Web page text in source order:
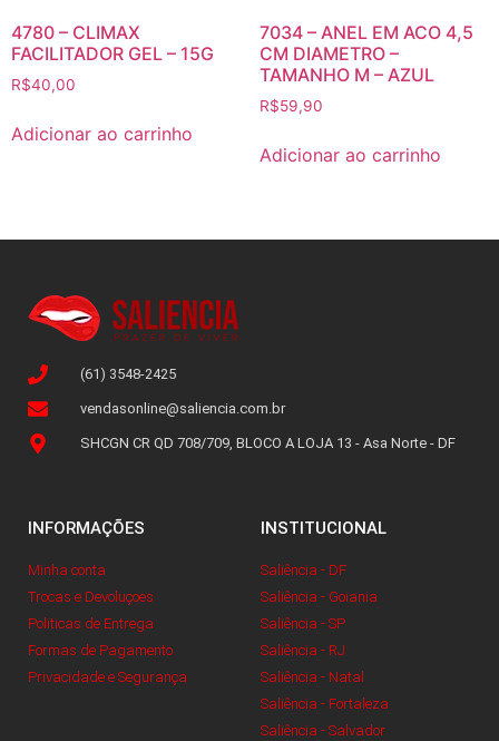
4780 – CLIMAX
FACILITADOR GEL – 15G
R$40,00
Adicionar ao carrinho
7034 – ANEL EM ACO 4,5
CM DIAMETRO –
TAMANHO M – AZUL
R$59,90
Adicionar ao carrinho
(61) 3548-2425
vendasonline@saliencia.com.br
SHCGN CR QD 708/709, BLOCO A LOJA 13 - Asa Norte - DF
INFORMAÇÕES
Minha conta
Trocas e Devoluçoes
Politicas de Entrega
Formas de Pagamento
Privacidade e Segurança
INSTITUCIONAL
Saliência - DF
Saliência - Goiania
Saliência - SP
Saliência - RJ
Saliência - Natal
Saliência - Fortaleza
Saliência - Salvador